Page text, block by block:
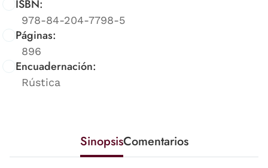
ISBN:
978-84-204-7798-5
Páginas:
896
Encuadernación:
Rústica
SinopsisComentarios